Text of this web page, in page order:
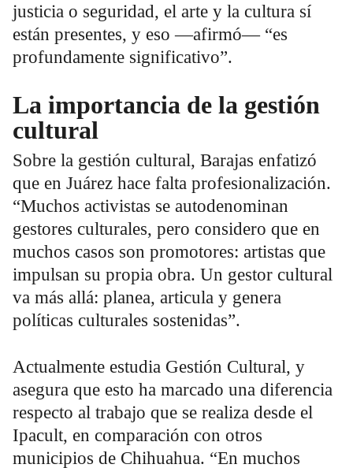
justicia o seguridad, el arte y la cultura sí
están presentes, y eso —afirmó— “es
profundamente significativo”.
La importancia de la gestión
cultural
Sobre la gestión cultural, Barajas enfatizó
que en Juárez hace falta profesionalización.
“Muchos activistas se autodenominan
gestores culturales, pero considero que en
muchos casos son promotores: artistas que
impulsan su propia obra. Un gestor cultural
va más allá: planea, articula y genera
políticas culturales sostenidas”.
Actualmente estudia Gestión Cultural, y
asegura que esto ha marcado una diferencia
respecto al trabajo que se realiza desde el
Ipacult, en comparación con otros
municipios de Chihuahua. “En muchos